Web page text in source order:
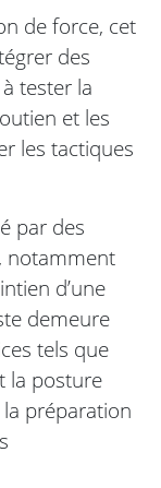
de force, cet
des
tester la
et les
les tactiques
par des
notamment
d’une
demeure
tels que
la posture
préparation